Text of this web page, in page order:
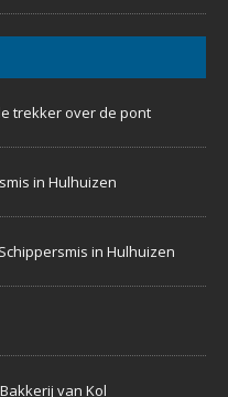
trekker over de pont
in Hulhuizen
in Hulhuizen
van Kol